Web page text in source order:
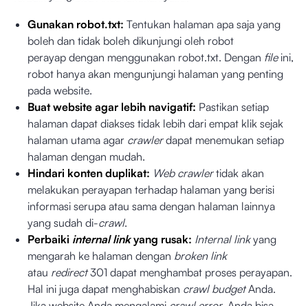
Gunakan robot.txt: Tentukan halaman apa saja yang
boleh dan tidak boleh dikunjungi oleh robot
perayap dengan menggunakan robot.txt. Dengan file ini,
robot hanya akan mengunjungi halaman yang penting
pada website.
Buat website agar lebih navigatif: Pastikan setiap
halaman dapat diakses tidak lebih dari empat klik sejak
halaman utama agar crawlerdapat menemukan setiap
halaman dengan mudah.
Hindari konten duplikat: Web crawlertidak akan
melakukan perayapan terhadap halaman yang berisi
informasi serupa atau sama dengan halaman lainnya
yang sudah di-crawl.
Perbaiki internal linkyang rusak: Internal linkyang
mengarah ke halaman dengan broken link
atau redirect301 dapat menghambat proses perayapan.
Hal ini juga dapat menghabiskan crawl budgetAnda.